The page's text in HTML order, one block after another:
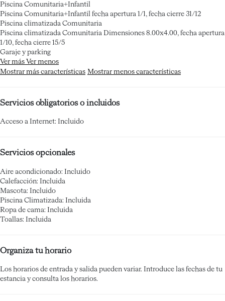
Piscina Comunitaria+Infantil
Piscina Comunitaria+Infantil fecha apertura 1/1, fecha cierre 31/12
Piscina climatizada Comunitaria
Piscina climatizada Comunitaria Dimensiones 8.00x4.00, fecha apertura
1/10, fecha cierre 15/5
Garaje y parking
Ver más Ver menos
Mostrar más características Mostrar menos características
Servicios obligatorios o incluidos
Acceso a Internet: Incluido
Servicios opcionales
Aire acondicionado: Incluido
Calefacción: Incluida
Mascota: Incluido
Piscina Climatizada: Incluida
Ropa de cama: Incluida
Toallas: Incluida
Organiza tu horario
Los horarios de entrada y salida pueden variar. Introduce las fechas de tu
estancia y consulta los horarios.